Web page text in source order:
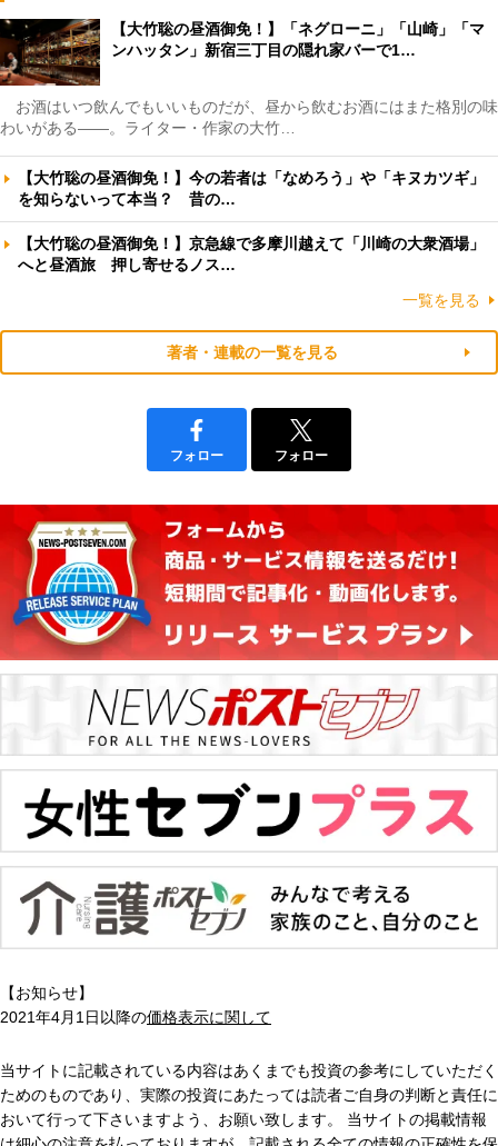
【大竹聡の昼酒御免！】「ネグローニ」「山崎」「マ
ンハッタン」新宿三丁目の隠れ家バーで1…
お酒はいつ飲んでもいいものだが、昼から飲むお酒にはまた格別の味
わいがある――。ライター・作家の大竹…
【大竹聡の昼酒御免！】今の若者は「なめろう」や「キヌカツギ」
を知らないって本当？ 昔の…
【大竹聡の昼酒御免！】京急線で多摩川越えて「川崎の大衆酒場」
へと昼酒旅 押し寄せるノス…
一覧を見る
著者・連載の一覧を見る
フォロー フォロー
【お知らせ】
2021年4月1日以降の価格表示に関して
当サイトに記載されている内容はあくまでも投資の参考にしていただく
ためのものであり、実際の投資にあたっては読者ご自身の判断と責任に
おいて行って下さいますよう、お願い致します。 当サイトの掲載情報